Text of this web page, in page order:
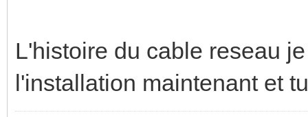
L'histoire du cable reseau
l'installation maintenant et